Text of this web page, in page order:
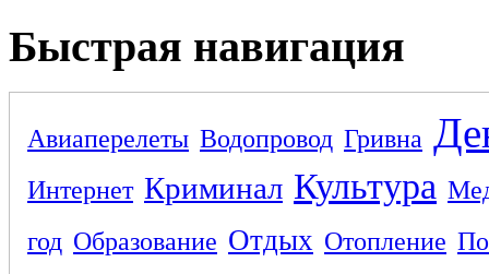
Быстрая навигация
Авиаперелеты Водопровод Гривна
Интернет Криминал Культура
год Образование Отдых Отопление